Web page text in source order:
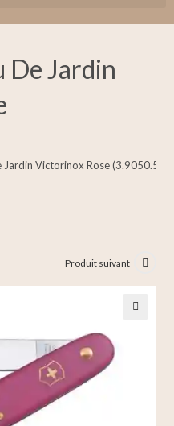
De Jardin
Jardin Victorinox Rose
Produit suivant